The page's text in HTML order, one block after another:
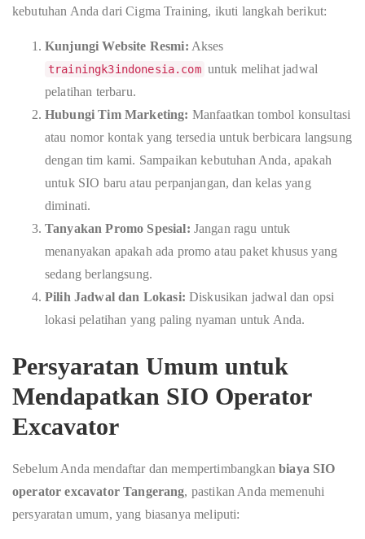
kebutuhan Anda dari Cigma Training, ikuti langkah berikut:
Kunjungi Website Resmi: Akses
trainingk3indonesia.com untuk melihat jadwal
pelatihan terbaru.
Hubungi Tim Marketing: Manfaatkan tombol konsultasi
atau nomor kontak yang tersedia untuk berbicara langsung
dengan tim kami. Sampaikan kebutuhan Anda, apakah
untuk SIO baru atau perpanjangan, dan kelas yang
diminati.
Tanyakan Promo Spesial: Jangan ragu untuk
menanyakan apakah ada promo atau paket khusus yang
sedang berlangsung.
Pilih Jadwal dan Lokasi: Diskusikan jadwal dan opsi
lokasi pelatihan yang paling nyaman untuk Anda.
Persyaratan Umum untuk
Mendapatkan SIO Operator
Excavator
Sebelum Anda mendaftar dan mempertimbangkanbiaya SIO
operator excavator Tangerang, pastikan Anda memenuhi
persyaratan umum, yang biasanya meliputi: